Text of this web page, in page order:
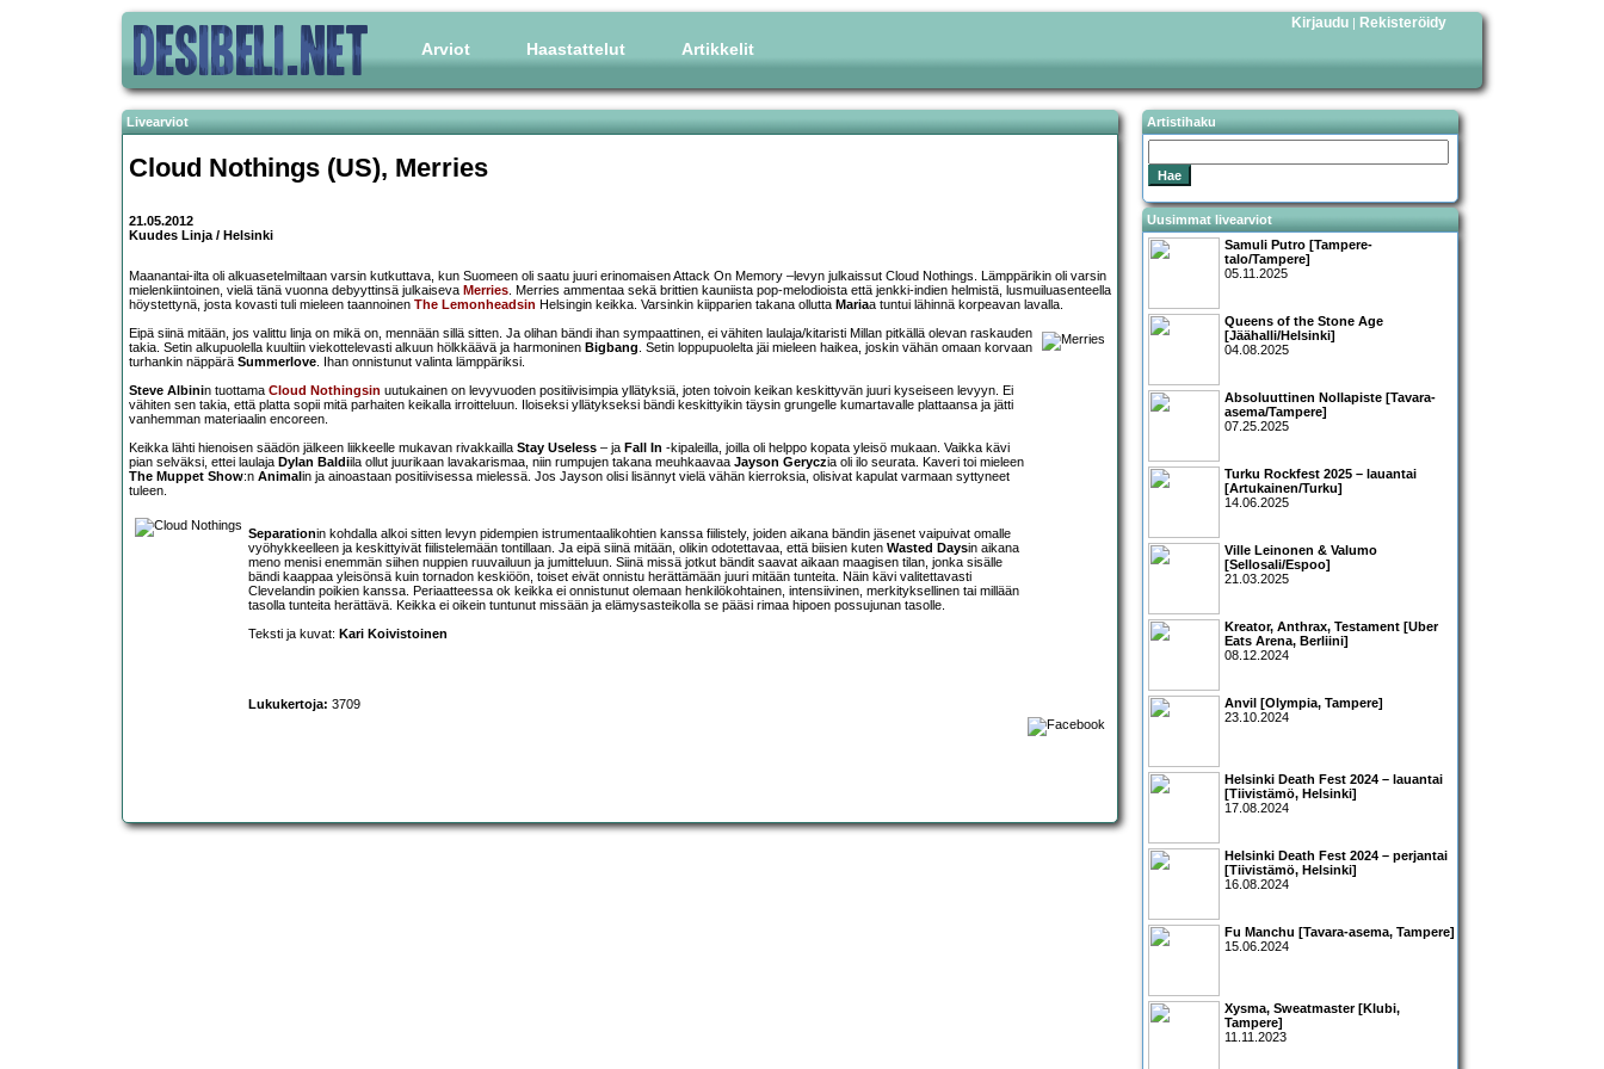
Arviot Haastattelut Artikkelit
Kirjaudu | Rekisteröidy
Livearviot
Cloud Nothings (US), Merries
21.05.2012
Kuudes Linja / Helsinki
Maanantai-ilta oli alkuasetelmiltaan varsin kutkuttava, kun Suomeen oli saatu juuri erinomaisen Attack On Memory –levyn julkaissut Cloud Nothings. Lämppärikin oli varsin
mielenkiintoinen, vielä tänä vuonna debyyttinsä julkaiseva Merries. Merries ammentaa sekä brittien kauniista pop-melodioista että jenkki-indien helmistä, lusmuiluasenteella
höystettynä, josta kovasti tuli mieleen taannoinen The Lemonheadsin Helsingin keikka. Varsinkin kiipparien takana ollutta Mariaa tuntui lähinnä korpeavan lavalla.
Eipä siinä mitään, jos valittu linja on mikä on, mennään sillä sitten. Ja olihan bändi ihan sympaattinen, ei vähiten laulaja/kitaristi Millan pitkällä olevan raskauden
takia. Setin alkupuolella kuultiin viekottelevasti alkuun hölkkäävä ja harmoninen Bigbang. Setin loppupuolelta jäi mieleen haikea, joskin vähän omaan korvaan
turhankin näppärä Summerlove. Ihan onnistunut valinta lämppäriksi.
Steve Albinin tuottama Cloud Nothingsin uutukainen on levyvuoden positiivisimpia yllätyksiä, joten toivoin keikan keskittyvän juuri kyseiseen levyyn. Ei
vähiten sen takia, että platta sopii mitä parhaiten keikalla irroitteluun. Iloiseksi yllätykseksi bändi keskittyikin täysin grungelle kumartavalle plattaansa ja jätti
vanhemman materiaalin encoreen.
Keikka lähti hienoisen säädön jälkeen liikkeelle mukavan rivakkailla Stay Useless – ja Fall In -kipaleilla, joilla oli helppo kopata yleisö mukaan. Vaikka kävi
pian selväksi, ettei laulaja Dylan Baldiila ollut juurikaan lavakarismaa, niin rumpujen takana meuhkaavaa Jayson Geryczia oli ilo seurata. Kaveri toi mieleen
The Muppet Show:n Animalin ja ainoastaan positiivisessa mielessä. Jos Jayson olisi lisännyt vielä vähän kierroksia, olisivat kapulat varmaan syttyneet
tuleen.
Separationin kohdalla alkoi sitten levyn pidempien istrumentaalikohtien kanssa fiilistely, joiden aikana bändin jäsenet vaipuivat omalle
vyöhykkeelleen ja keskittyivät fiilistelemään tontillaan. Ja eipä siinä mitään, olikin odotettavaa, että biisien kuten Wasted Daysin aikana
meno menisi enemmän siihen nuppien ruuvailuun ja jumitteluun. Siinä missä jotkut bändit saavat aikaan maagisen tilan, jonka sisälle
bändi kaappaa yleisönsä kuin tornadon keskiöön, toiset eivät onnistu herättämään juuri mitään tunteita. Näin kävi valitettavasti
Clevelandin poikien kanssa. Periaatteessa ok keikka ei onnistunut olemaan henkilökohtainen, intensiivinen, merkityksellinen tai millään
tasolla tunteita herättävä. Keikka ei oikein tuntunut missään ja elämysasteikolla se pääsi rimaa hipoen possujunan tasolle.
Teksti ja kuvat: Kari Koivistoinen
Lukukertoja: 3709
Artistihaku
Uusimmat livearviot
Samuli Putro [Tampere-
talo/Tampere]
05.11.2025
Queens of the Stone Age
[Jäähalli/Helsinki]
04.08.2025
Absoluuttinen Nollapiste [Tavara-
asema/Tampere]
07.25.2025
Turku Rockfest 2025 – lauantai
[Artukainen/Turku]
14.06.2025
Ville Leinonen & Valumo
[Sellosali/Espoo]
21.03.2025
Kreator, Anthrax, Testament [Uber
Eats Arena, Berliini]
08.12.2024
Anvil [Olympia, Tampere]
23.10.2024
Helsinki Death Fest 2024 – lauantai
[Tiivistämö, Helsinki]
17.08.2024
Helsinki Death Fest 2024 – perjantai
[Tiivistämö, Helsinki]
16.08.2024
Fu Manchu [Tavara-asema, Tampere]
15.06.2024
Xysma, Sweatmaster [Klubi,
Tampere]
11.11.2023